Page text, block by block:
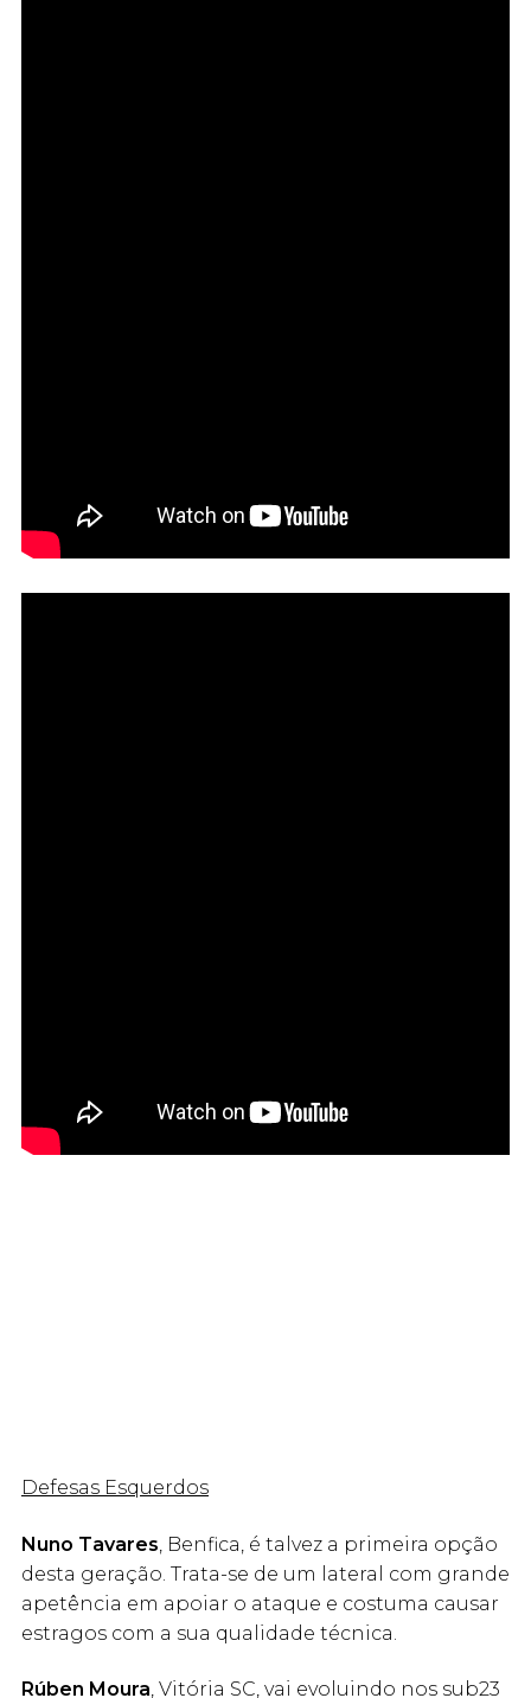
Defesas Esquerdos
Nuno Tavares, Benfica, é talvez a primeira opção
desta geração. Trata-se de um lateral com grande
apetência em apoiar o ataque e costuma causar
estragos com a sua qualidade técnica.
Rúben Moura, Vitória SC, vai evoluindo nos sub23